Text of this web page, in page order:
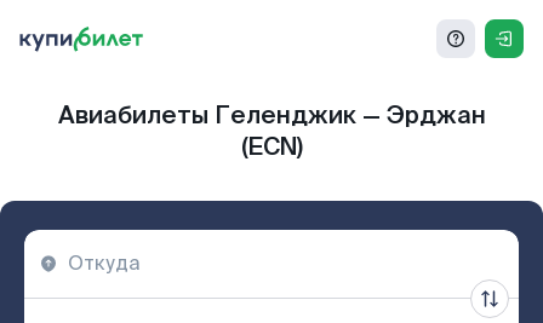
Авиабилеты Геленджик — Эрджан
(ECN)